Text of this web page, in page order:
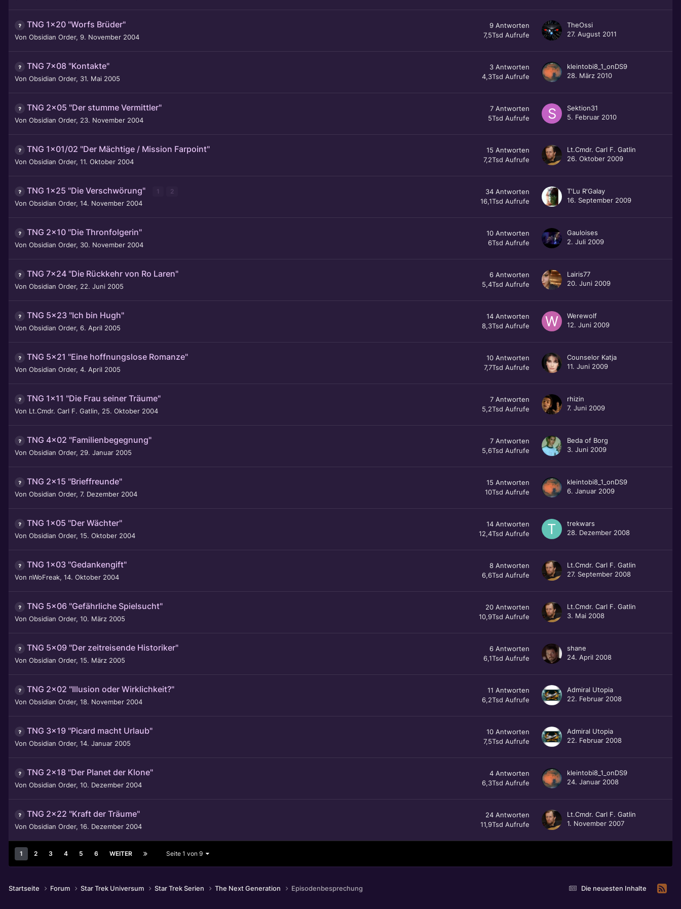
TNG 1x20 "Worfs Brüder"
Von Obsidian Order, 9. November 2004
9 Antworten
7,5Tsd Aufrufe
TheOssi
27. August 2011
TNG 7x08 "Kontakte"
Von Obsidian Order, 31. Mai 2005
3 Antworten
4,3Tsd Aufrufe
kleintobi8_1_onDS9
28. März 2010
TNG 2x05 "Der stumme Vermittler"
Von Obsidian Order, 23. November 2004
7 Antworten
5Tsd Aufrufe
Sektion31
5. Februar 2010
TNG 1x01/02 "Der Mächtige / Mission Farpoint"
Von Obsidian Order, 11. Oktober 2004
15 Antworten
7,2Tsd Aufrufe
Lt.Cmdr. Carl F. Gatlin
26. Oktober 2009
TNG 1x25 "Die Verschwörung" 1 2
Von Obsidian Order, 14. November 2004
34 Antworten
16,1Tsd Aufrufe
T'Lu R'Galay
16. September 2009
TNG 2x10 "Die Thronfolgerin"
Von Obsidian Order, 30. November 2004
10 Antworten
6Tsd Aufrufe
Gauloises
2. Juli 2009
TNG 7x24 "Die Rückkehr von Ro Laren"
Von Obsidian Order, 22. Juni 2005
6 Antworten
5,4Tsd Aufrufe
Lairis77
20. Juni 2009
TNG 5x23 "Ich bin Hugh"
Von Obsidian Order, 6. April 2005
14 Antworten
8,3Tsd Aufrufe
Werewolf
12. Juni 2009
TNG 5x21 "Eine hoffnungslose Romanze"
Von Obsidian Order, 4. April 2005
10 Antworten
7,7Tsd Aufrufe
Counselor Katja
11. Juni 2009
TNG 1x11 "Die Frau seiner Träume"
Von Lt.Cmdr. Carl F. Gatlin, 25. Oktober 2004
7 Antworten
5,2Tsd Aufrufe
rhizin
7. Juni 2009
TNG 4x02 "Familienbegegnung"
Von Obsidian Order, 29. Januar 2005
7 Antworten
5,6Tsd Aufrufe
Beda of Borg
3. Juni 2009
TNG 2x15 "Brieffreunde"
Von Obsidian Order, 7. Dezember 2004
15 Antworten
10Tsd Aufrufe
kleintobi8_1_onDS9
6. Januar 2009
TNG 1x05 "Der Wächter"
Von Obsidian Order, 15. Oktober 2004
14 Antworten
12,4Tsd Aufrufe
trekwars
28. Dezember 2008
TNG 1x03 "Gedankengift"
Von nWoFreak, 14. Oktober 2004
8 Antworten
6,6Tsd Aufrufe
Lt.Cmdr. Carl F. Gatlin
27. September 2008
TNG 5x06 "Gefährliche Spielsucht"
Von Obsidian Order, 10. März 2005
20 Antworten
10,9Tsd Aufrufe
Lt.Cmdr. Carl F. Gatlin
3. Mai 2008
TNG 5x09 "Der zeitreisende Historiker"
Von Obsidian Order, 15. März 2005
6 Antworten
6,1Tsd Aufrufe
shane
24. April 2008
TNG 2x02 "Illusion oder Wirklichkeit?"
Von Obsidian Order, 18. November 2004
11 Antworten
6,2Tsd Aufrufe
Admiral Utopia
22. Februar 2008
TNG 3x19 "Picard macht Urlaub"
Von Obsidian Order, 14. Januar 2005
10 Antworten
7,5Tsd Aufrufe
Admiral Utopia
22. Februar 2008
TNG 2x18 "Der Planet der Klone"
Von Obsidian Order, 10. Dezember 2004
4 Antworten
6,3Tsd Aufrufe
kleintobi8_1_onDS9
24. Januar 2008
TNG 2x22 "Kraft der Träume"
Von Obsidian Order, 16. Dezember 2004
24 Antworten
11,9Tsd Aufrufe
Lt.Cmdr. Carl F. Gatlin
1. November 2007
1 2 3 4 5 6 WEITER Seite 1 von 9
Die neuesten Inhalte
Startseite Forum Star Trek Universum Star Trek Serien The Next Generation Episodenbesprechung